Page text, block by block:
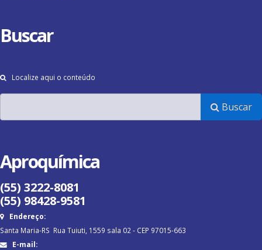
Buscar
Localize aqui o conteúdo
Buscar
Aproquímica
(55) 3222-8081
(55) 98428-9581
Endereço:
Santa Maria-RS Rua Tuiuti, 1559 sala 02 - CEP 97015-663
E-mail: